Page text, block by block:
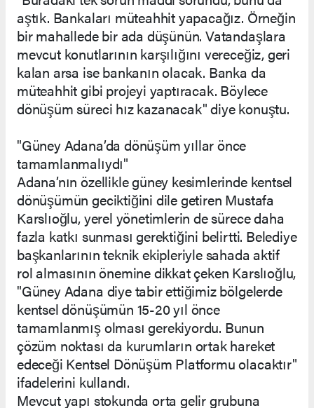
aştık. Bankaları müteahhit yapacağız. Örneğin
bir mahallede bir ada düşünün. Vatandaşlara
mevcut konutlarının karşılığını vereceğiz, geri
kalan arsa ise bankanın olacak. Banka da
müteahhit gibi projeyi yaptıracak. Böylece
dönüşüm süreci hız kazanacak" diye konuştu.
"Güney Adana’da dönüşüm yıllar önce
tamamlanmalıydı"
Adana’nın özellikle güney kesimlerinde kentsel
dönüşümün geciktiğini dile getiren Mustafa
Karslıoğlu, yerel yönetimlerin de sürece daha
fazla katkı sunması gerektiğini belirtti. Belediye
başkanlarının teknik ekipleriyle sahada aktif
rol almasının önemine dikkat çeken Karslıoğlu,
"Güney Adana diye tabir ettiğimiz bölgelerde
kentsel dönüşümün 15-20 yıl önce
tamamlanmış olması gerekiyordu. Bunun
çözüm noktası da kurumların ortak hareket
edeceği Kentsel Dönüşüm Platformu olacaktır"
ifadelerini kullandı.
Mevcut yapı stokunda orta gelir grubuna